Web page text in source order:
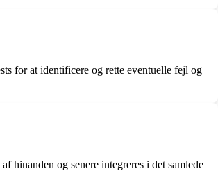
for at identificere og rette eventuelle fejl og
hinanden og senere integreres i det samlede